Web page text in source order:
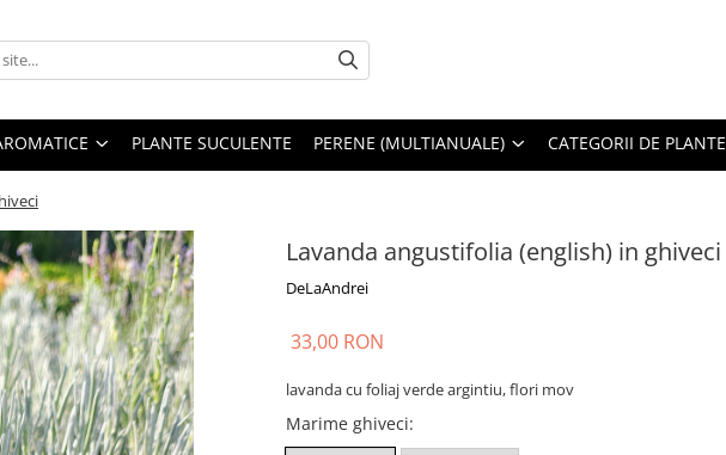
PLANTE SUCULENTE PERENE (MULTIANUALE) CATEGORII DE PLANTE
Lavanda angustifolia (english) in ghiveci
DeLaAndrei
33,00 RON
lavanda cu foliaj verde argintiu, flori mov
Marime ghiveci: